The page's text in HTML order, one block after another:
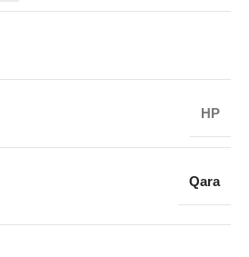
HP
Qara